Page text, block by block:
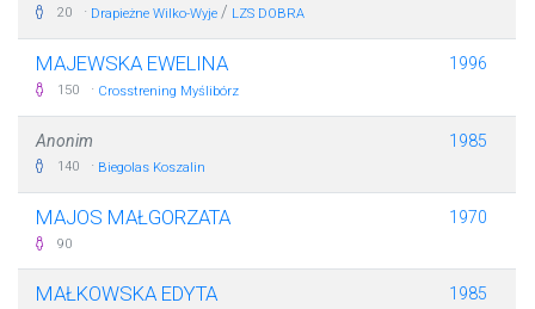
20 · Drapieżne Wilko-Wyje / LZS DOBRA
MAJEWSKA EWELINA
150 · Crosstrening Myślibórz
1996
Anonim
140 · Biegolas Koszalin
1985
MAJOS MAŁGORZATA
90
1970
MAŁKOWSKA EDYTA 1985